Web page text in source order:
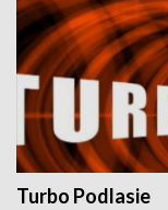
Turbo Podlasie